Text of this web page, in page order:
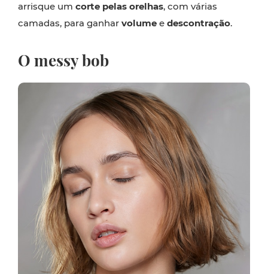
arrisque um corte pelas orelhas, com várias
camadas, para ganhar volume e descontração.
O messy bob